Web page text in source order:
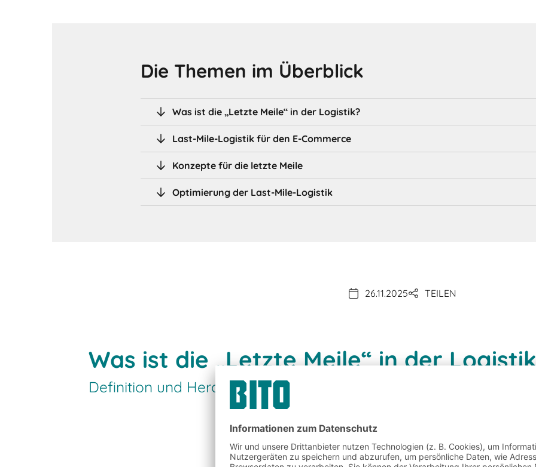
Die Themen im Überblick
Was ist die „Letzte Meile“ in der Logistik?
Last-Mile-Logistik für den E-Commerce
Konzepte für die letzte Meile
Optimierung der Last-Mile-Logistik
26.11.2025 TEILEN
Was ist die „Letzte Meile“ in der
Definition und Herausforderungen der Last Mile